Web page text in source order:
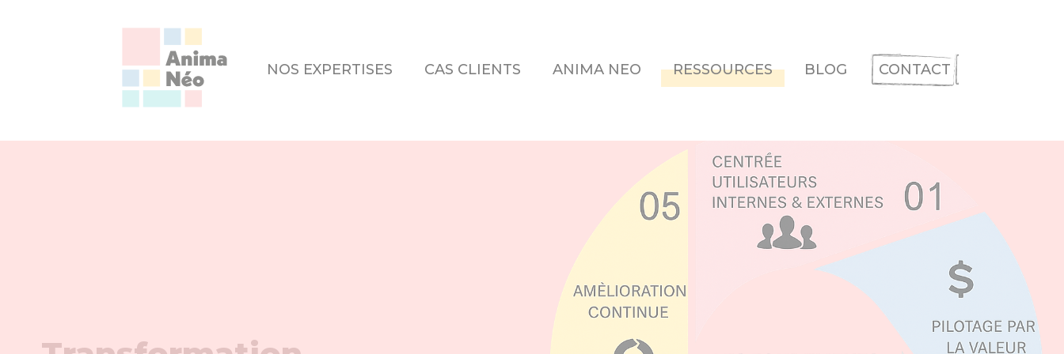
NOS EXPERTISES CAS CLIENTS ANIMA NEO RESSOURCES BLOG CONTACT